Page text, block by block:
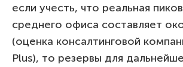
если учесть, что реальная
среднего офиса составляет
(оценка консалтинговой
Plus), то резервы для